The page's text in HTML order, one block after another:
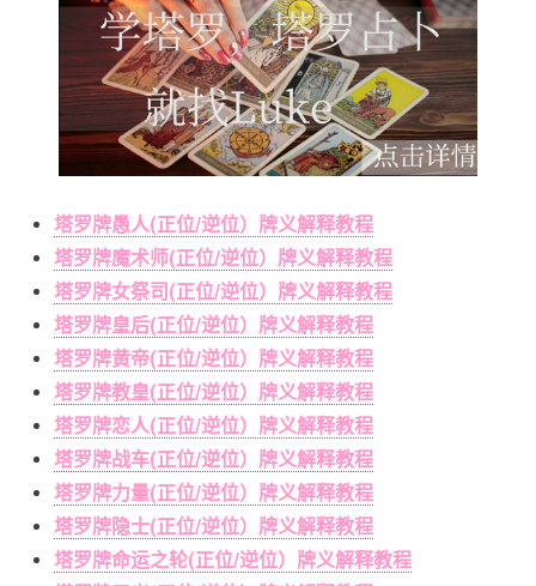
塔罗牌愚人(正位/逆位）牌义解释教程
塔罗牌魔术师(正位/逆位）牌义解释教程
塔罗牌女祭司(正位/逆位）牌义解释教程
塔罗牌皇后(正位/逆位）牌义解释教程
塔罗牌黄帝(正位/逆位）牌义解释教程
塔罗牌教皇(正位/逆位）牌义解释教程
塔罗牌恋人(正位/逆位）牌义解释教程
塔罗牌战车(正位/逆位）牌义解释教程
塔罗牌力量(正位/逆位）牌义解释教程
塔罗牌隐士(正位/逆位）牌义解释教程
塔罗牌命运之轮(正位/逆位）牌义解释教程